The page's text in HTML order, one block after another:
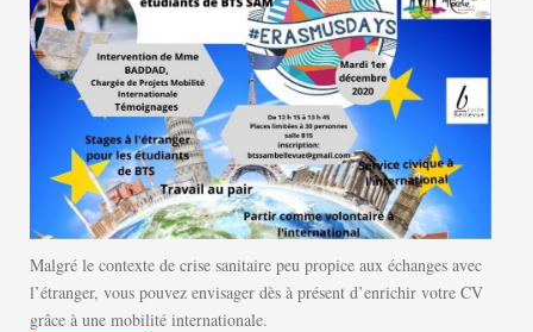
Malgré le contexte de crise sanitaire peu propice aux échanges avec
l’étranger, vous pouvez envisager dès à présent d’enrichir votre CV
grâce à une mobilité internationale.